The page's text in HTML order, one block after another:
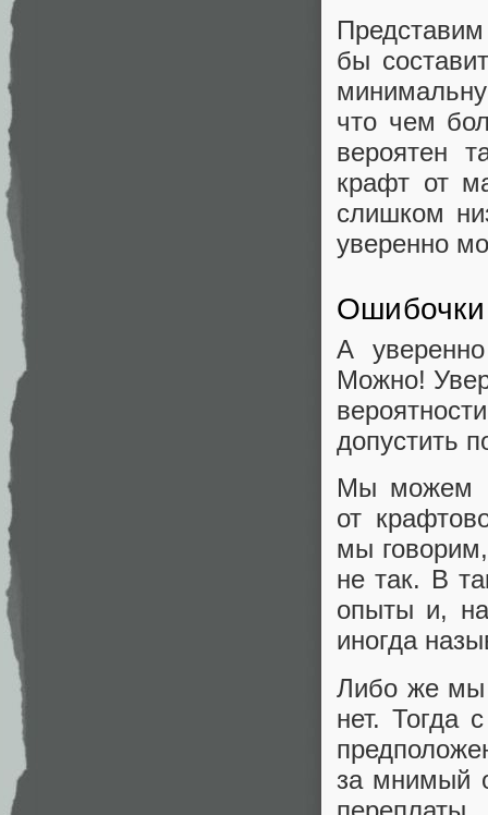
бы
что чем
вероятен
крафт от
слишком
уверенно
Ошибочки
А
Можно!
допустить
Мы можем
от
мы
не так. В
опыты и,
иногда
Либо же мы
нет. Тогда
за мнимый